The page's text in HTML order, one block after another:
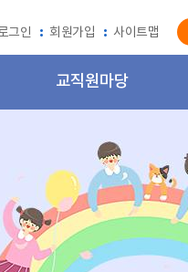
그인 회원가입 사이트맵
교직원마당